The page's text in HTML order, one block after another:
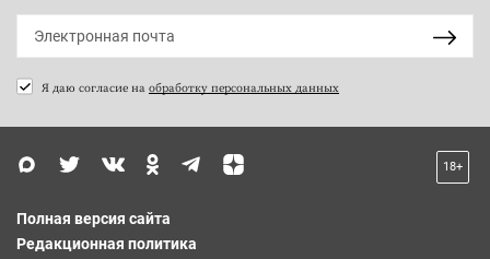
Я даю согласие на обработку персональных данных
18+
Полная версия сайта
Редакционная политика